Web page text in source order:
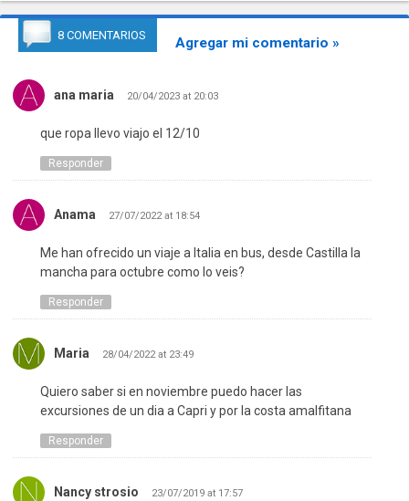
8 COMENTARIOS Agregar mi comentario »
ana maria 20/04/2023 at 20:03
que ropa llevo viajo el 12/10
Responder
Anama 27/07/2022 at 18:54
Me han ofrecido un viaje a Italia en bus, desde Castilla la
mancha para octubre como lo veis?
Responder
Maria 28/04/2022 at 23:49
Quiero saber si en noviembre puedo hacer las
excursiones de un dia a Capri y por la costa amalfitana
Responder
Nancy strosio 23/07/2019 at 17:57